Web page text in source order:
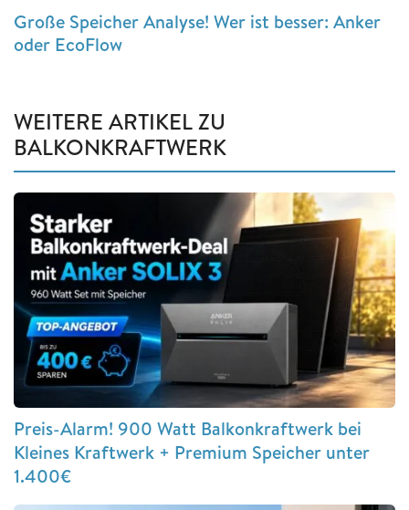
Große Speicher Analyse! Wer ist besser: Anker
oder EcoFlow
WEITERE ARTIKEL ZU
BALKONKRAFTWERK
Preis-Alarm! 900 Watt Balkonkraftwerk bei
Kleines Kraftwerk + Premium Speicher unter
1.400€